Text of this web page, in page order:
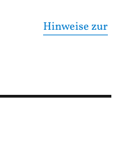
Hinweise zur